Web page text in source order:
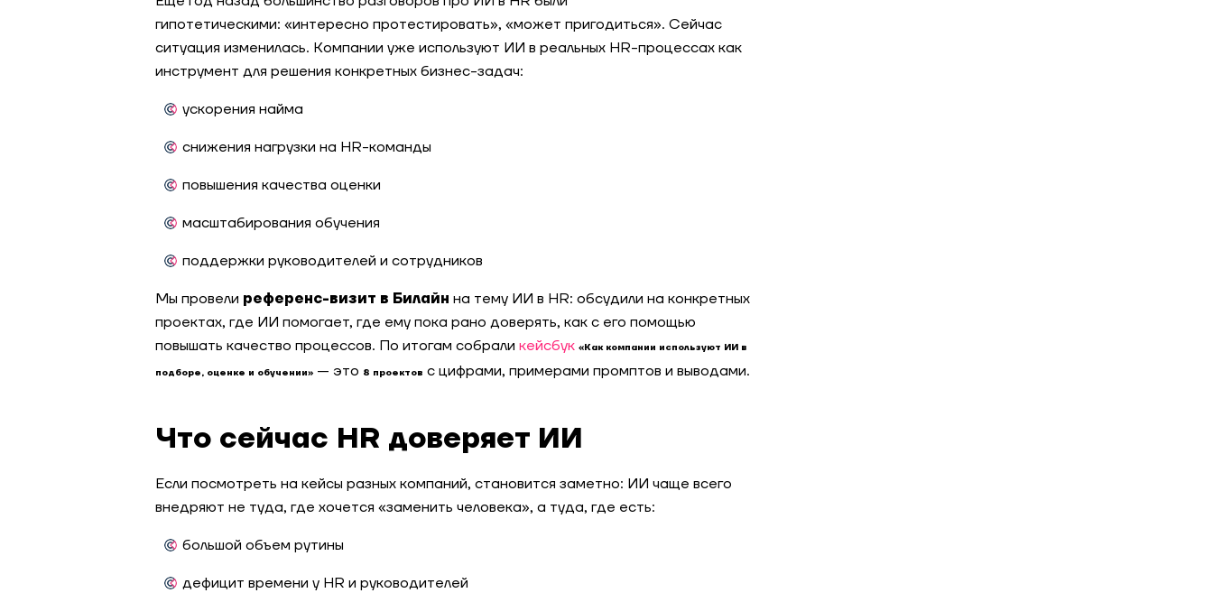
гипотетическими: «интересно протестировать», «может пригодиться». Сейчас
ситуация изменилась. Компании уже используют ИИ в реальных HR-процессах как
инструмент для решения конкретных бизнес-задач:
ускорения найма
снижения нагрузки на HR-команды
повышения качества оценки
масштабирования обучения
поддержки руководителей и сотрудников
Мы провели референс-визит в Билайн на тему ИИ в HR: обсудили на конкретных
проектах, где ИИ помогает, где ему пока рано доверять, как с его помощью
повышать качество процессов. По итогам собрали кейсбук «Как компании используют ИИ в
подборе, оценке и обучении» — это 8 проектов с цифрами, примерами промптов и выводами.
Что сейчас HR доверяет ИИ
Если посмотреть на кейсы разных компаний, становится заметно: ИИ чаще всего
внедряют не туда, где хочется «заменить человека», а туда, где есть:
большой объем рутины
дефицит времени у HR и руководителей